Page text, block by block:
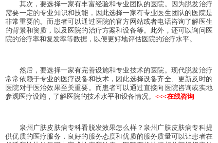
其次，要选择一家有丰富经验和专业团队的医院。因为脱发治疗
需要一定的专业知识和技能，因此选择一家有专业医生团队的医院是
非常重要的。而患者可以通过医院的官方网站或者电话咨询了解医生
的背景和资质，以及医院的治疗方案和设备等。此外，还可以询问医
院的治疗率和复发率等数据，以便更好地评估医院的治疗水平。
然后，要选择一家有完善设施和专业技术的医院。现代脱发治疗
常常依赖于专业的医疗设备和技术，因此选择设备齐全、更新及时的
医院对于医治效果至关重要。而患者可以通过直接向医院咨询或实地
参观医疗设施，了解医院的技术水平和设备情况。<<<在线咨询
泉州广肤皮肤病专科看脱发效果怎么样？泉州广肤皮肤病专科提
供优质的医疗服务，良好的服务态度和优质的服务质量可以让患者在